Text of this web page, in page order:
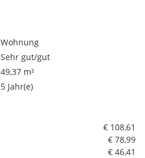
Wohnung
Sehr gut/gut
49,37 m²
5 Jahr(e)
€ 108,61
€ 78,99
€ 46,41